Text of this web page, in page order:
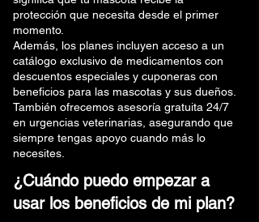
protección que necesita desde el primer
momento.
Además, los planes incluyen acceso a un
catálogo exclusivo de medicamentos con
descuentos especiales y cuponeras con
beneficios para las mascotas y sus dueños.
También ofrecemos asesoría gratuita 24/7
en urgencias veterinarias, asegurando que
siempre tengas apoyo cuando más lo
necesites.
¿Cuándo puedo empezar a
usar los beneficios de mi plan?